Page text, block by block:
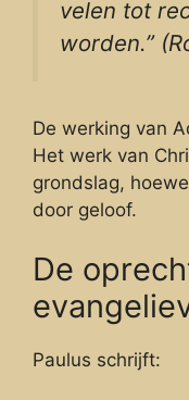
velen tot
worden.”
De werking van
Het werk van
grondslag,
door geloof.
De
Paulus schrijft: